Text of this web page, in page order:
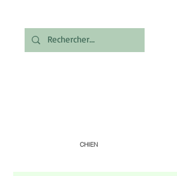
CHIEN